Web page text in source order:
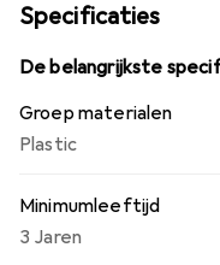
Specificaties
De belangrijkste
Groep materialen
Plastic
Minimumleeftijd
3 Jaren